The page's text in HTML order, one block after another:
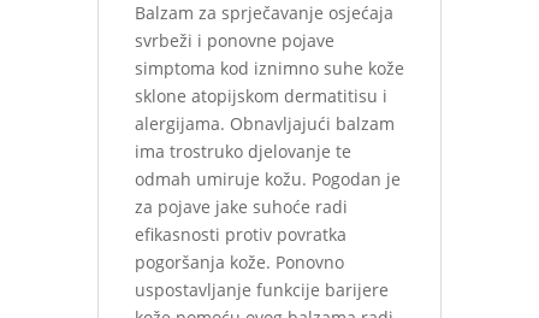
Balzam za sprječavanje osjećaja
svrbeži i ponovne pojave
simptoma kod iznimno suhe kože
sklone atopijskom dermatitisu i
alergijama. Obnavljajući balzam
ima trostruko djelovanje te
odmah umiruje kožu. Pogodan je
za pojave jake suhoće radi
efikasnosti protiv povratka
pogoršanja kože. Ponovno
uspostavljanje funkcije barijere